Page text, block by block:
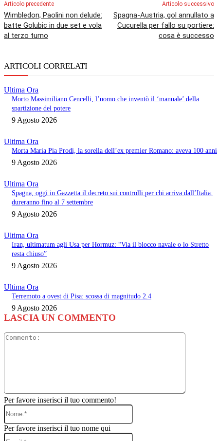
Articolo precedente
Wimbledon, Paolini non delude:
batte Golubic in due set e vola
al terzo turno
Articolo successivo
Spagna-Austria, gol annullato a
Cucurella per fallo su portiere:
cosa è successo
ARTICOLI CORRELATI
Ultima Ora
Morto Massimiliano Cencelli, l’uomo che inventò il ‘manuale’ della
spartizione del potere
9 Agosto 2026
Ultima Ora
Morta Maria Pia Prodi, la sorella dell’ex premier Romano: aveva 100 anni
9 Agosto 2026
Ultima Ora
Spagna, oggi in Gazzetta il decreto sui controlli per chi arriva dall’Italia:
dureranno fino al 7 settembre
9 Agosto 2026
Ultima Ora
Iran, ultimatum agli Usa per Hormuz: “Via il blocco navale o lo Stretto
resta chiuso”
9 Agosto 2026
Ultima Ora
Terremoto a ovest di Pisa: scossa di magnitudo 2.4
9 Agosto 2026
LASCIA UN COMMENTO
Per favore inserisci il tuo commento!
Nome:*
Per favore inserisci il tuo nome qui
Email:*